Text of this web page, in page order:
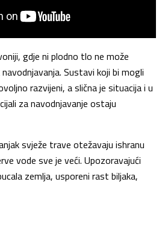
gdje ni plodno tlo ne može
Sustavi koji bi mogli
razvijeni, a slična je situacija i u
za navodnjavanje ostaju
svježe trave otežavaju ishranu
vode sve je veći. Upozoravajući
zemlja, usporeni rast biljaka,